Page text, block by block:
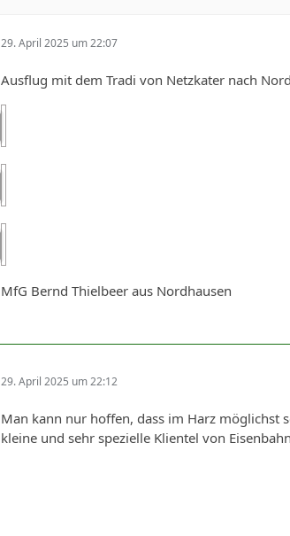
29. April 2025 um 22:07
Ausflug mit dem Tradi von Netzkater nach
MfG Bernd Thielbeer aus Nordhausen
29. April 2025 um 22:12
Man kann nur hoffen, dass im Harz möglichst
kleine und sehr spezielle Klientel von